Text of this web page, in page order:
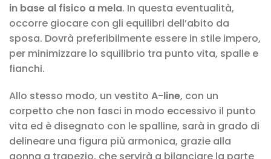
in base al fisico a mela. In questa eventualità,
occorre giocare con gli equilibri dell’abito da
sposa. Dovrà preferibilmente essere in stile impero,
per minimizzare lo squilibrio tra punto vita, spalle e
fianchi.
Allo stesso modo, un vestito A-line, con un
corpetto che non fasci in modo eccessivo il punto
vita ed è disegnato con le spalline, sarà in grado di
delineare una figura più armonica, grazie alla